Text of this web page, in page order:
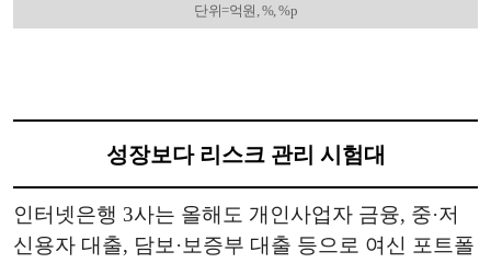
단위=억원, %, %p
성장보다 리스크 관리 시험대
인터넷은행 3사는 올해도 개인사업자 금융, 중·저
신용자 대출, 담보·보증부 대출 등으로 여신 포트폴